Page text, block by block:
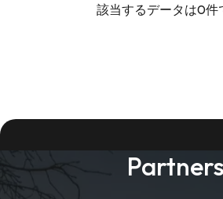
該当するデータは0件
Partners